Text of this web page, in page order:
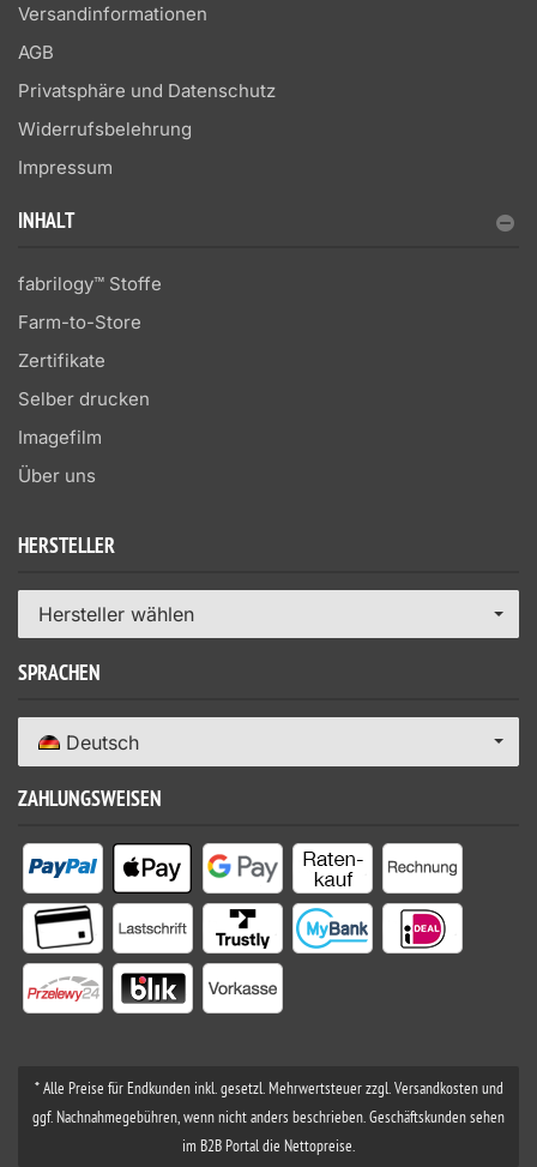
Versandinformationen
AGB
Privatsphäre und Datenschutz
Widerrufsbelehrung
Impressum
INHALT
fabrilogy™ Stoffe
Farm-to-Store
Zertifikate
Selber drucken
Imagefilm
Über uns
HERSTELLER
Hersteller wählen
SPRACHEN
Deutsch
ZAHLUNGSWEISEN
* Alle Preise für Endkunden inkl. gesetzl. Mehrwertsteuer zzgl. Versandkosten und
ggf. Nachnahmegebühren, wenn nicht anders beschrieben. Geschäftskunden sehen
im B2B Portal die Nettopreise.